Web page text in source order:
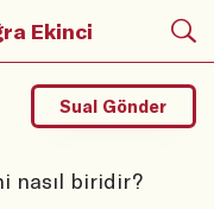
Ekinci
nasıl biridir?
Sual Gönder